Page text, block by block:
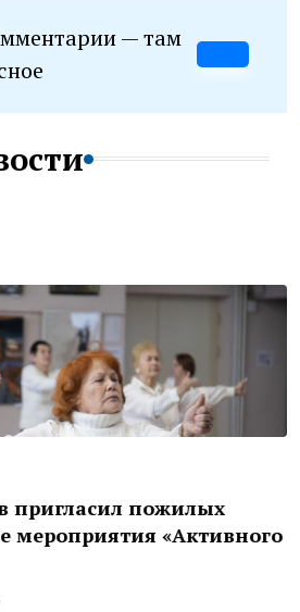
— там
пригласил пожилых
мероприятия «Активного